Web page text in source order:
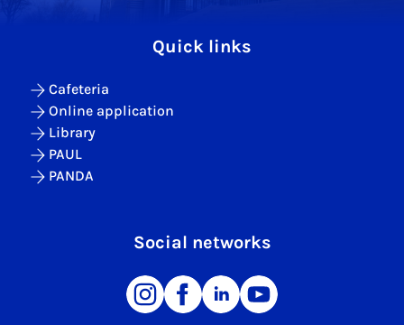
Quick links
Cafeteria
Online application
Library
PAUL
PANDA
Social networks